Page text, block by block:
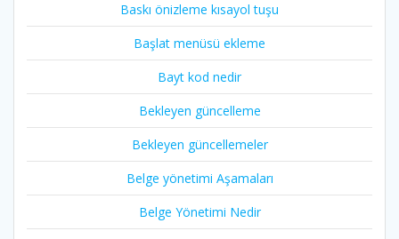
Baskı önizleme kısayol tuşu
Başlat menüsü ekleme
Bayt kod nedir
Bekleyen güncelleme
Bekleyen güncellemeler
Belge yönetimi Aşamaları
Belge Yönetimi Nedir